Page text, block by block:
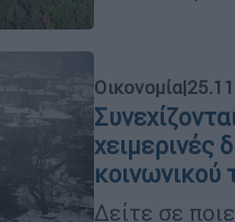
Οικονομία|
χειμερινές
κοινωνικού
Δείτε σε